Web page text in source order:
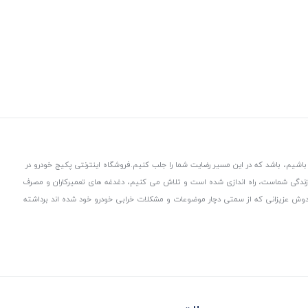
باشد که در این مسیر رضایت شما را جلب کنیم.فروشگاه اینترنتی پکیج خودرو در
شماست، راه اندازی شده است و تلاش می کنیم، دغدغه های تعمیرکاران و مصرف
دوش عزیزانی که از سمتی دچار موضوعات و مشکلات خرابی خودرو خود شده اند برداشته